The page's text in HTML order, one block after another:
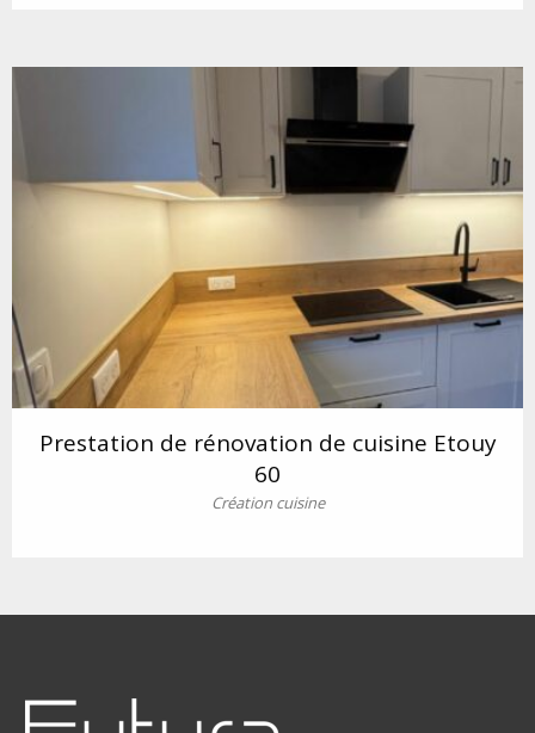
Prestation de rénovation de cuisine Etouy
60
Création cuisine